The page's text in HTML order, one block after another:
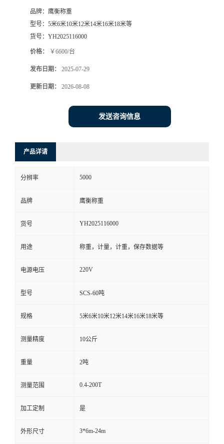
品牌： 鹰衡称重
型号： 5米6米10米12米14米16米18米等
货号： YH2025116000
价格： ￥6600/台
发布日期： 2025-07-29
更新日期： 2026-08-08
发送咨询信息
产品详请
分辨率 5000
品牌 鹰衡称重
货号 YH2025116000
用途 称重，计量，计重，保存数据等
电源电压 220V
型号 SCS-60吨
规格 5米6米10米12米14米16米18米等
测量精度 10公斤
重量 2吨
测量范围 0.4-200T
加工定制 是
外形尺寸 3*6m-24m